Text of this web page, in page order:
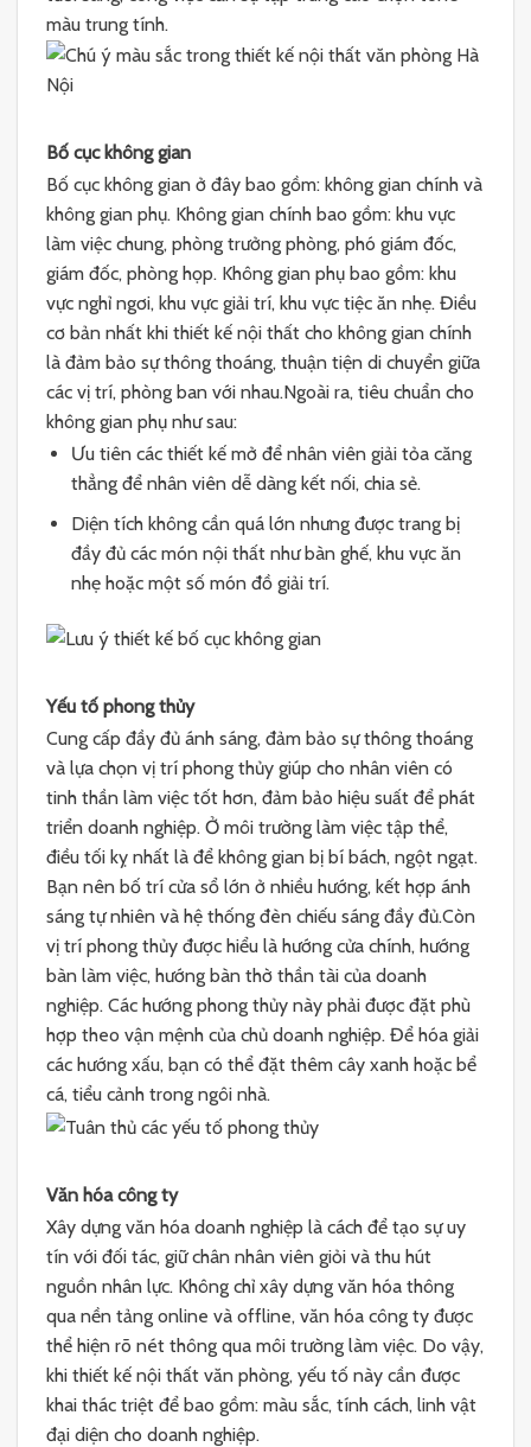
màu trung tính.
Bố cục không gian
Bố cục không gian ở đây bao gồm: không gian chính và
không gian phụ. Không gian chính bao gồm: khu vực
làm việc chung, phòng trưởng phòng, phó giám đốc,
giám đốc, phòng họp. Không gian phụ bao gồm: khu
vực nghỉ ngơi, khu vực giải trí, khu vực tiệc ăn nhẹ. Điều
cơ bản nhất khi thiết kế nội thất cho không gian chính
là đảm bảo sự thông thoáng, thuận tiện di chuyển giữa
các vị trí, phòng ban với nhau.Ngoài ra, tiêu chuẩn cho
không gian phụ như sau:
Ưu tiên các thiết kế mở để nhân viên giải tỏa căng
thẳng để nhân viên dễ dàng kết nối, chia sẻ.
Diện tích không cần quá lớn nhưng được trang bị
đầy đủ các món nội thất như bàn ghế, khu vực ăn
nhẹ hoặc một số món đồ giải trí.
Yếu tố phong thủy
Cung cấp đầy đủ ánh sáng, đảm bảo sự thông thoáng
và lựa chọn vị trí phong thủy giúp cho nhân viên có
tinh thần làm việc tốt hơn, đảm bảo hiệu suất để phát
triển doanh nghiệp. Ở môi trường làm việc tập thể,
điều tối kỵ nhất là để không gian bị bí bách, ngột ngạt.
Bạn nên bố trí cửa sổ lớn ở nhiều hướng, kết hợp ánh
sáng tự nhiên và hệ thống đèn chiếu sáng đầy đủ.Còn
vị trí phong thủy được hiểu là hướng cửa chính, hướng
bàn làm việc, hướng bàn thờ thần tài của doanh
nghiệp. Các hướng phong thủy này phải được đặt phù
hợp theo vận mệnh của chủ doanh nghiệp. Để hóa giải
các hướng xấu, bạn có thể đặt thêm cây xanh hoặc bể
cá, tiểu cảnh trong ngôi nhà.
Văn hóa công ty
Xây dựng văn hóa doanh nghiệp là cách để tạo sự uy
tín với đối tác, giữ chân nhân viên giỏi và thu hút
nguồn nhân lực. Không chỉ xây dựng văn hóa thông
qua nền tảng online và offline, văn hóa công ty được
thể hiện rõ nét thông qua môi trường làm việc. Do vậy,
khi thiết kế nội thất văn phòng, yếu tố này cần được
khai thác triệt để bao gồm: màu sắc, tính cách, linh vật
đại diện cho doanh nghiệp.